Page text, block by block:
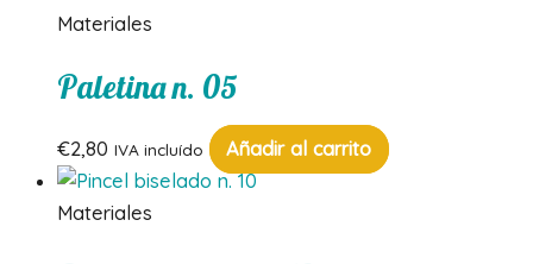
Materiales
Paletina n. 05
€2,80 IVA incluído Añadir al carrito
Materiales